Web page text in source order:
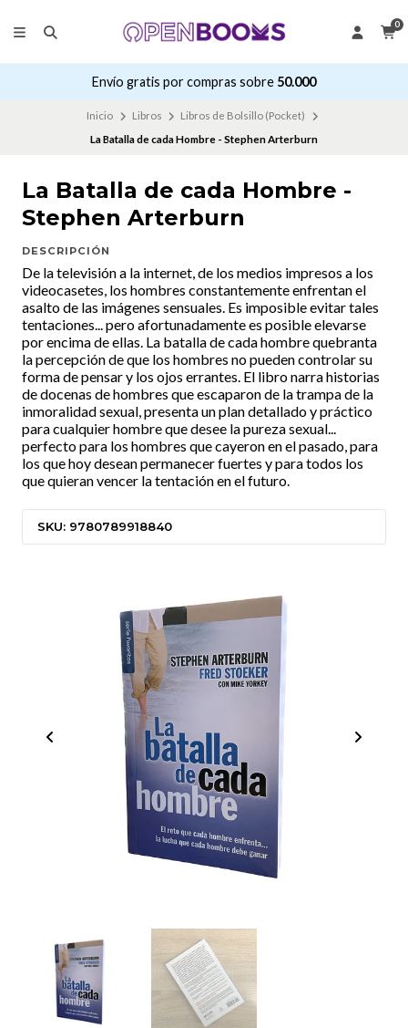
0
Envío gratis por compras sobre 50.000
Inicio Libros
Libros de Bolsillo (Pocket)
La Batalla de cada Hombre - Stephen Arterburn
La Batalla de cada Hombre -
Stephen Arterburn
DESCRIPCIÓN
De la televisión a la internet, de los medios impresos a los
videocasetes, los hombres constantemente enfrentan el
asalto de las imágenes sensuales. Es imposible evitar tales
tentaciones... pero afortunadamente es posible elevarse
por encima de ellas. La batalla de cada hombre quebranta
la percepción de que los hombres no pueden controlar su
forma de pensar y los ojos errantes. El libro narra historias
de docenas de hombres que escaparon de la trampa de la
inmoralidad sexual, presenta un plan detallado y práctico
para cualquier hombre que desee la pureza sexual...
perfecto para los hombres que cayeron en el pasado, para
los que hoy desean permanecer fuertes y para todos los
que quieran vencer la tentación en el futuro.
SKU: 9780789918840